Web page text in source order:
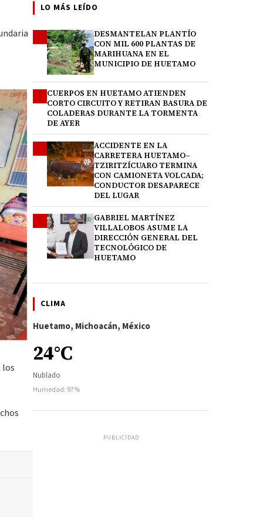
los
LO MÁS LEÍDO
DESMANTELAN PLANTÍO
CON MIL 600 PLANTAS DE
MARIHUANA EN EL
MUNICIPIO DE HUETAMO
CUERPOS EN HUETAMO ATIENDEN
CORTO CIRCUITO Y RETIRAN BASURA DE
COLADERAS DURANTE LA TORMENTA
DE AYER
ACCIDENTE EN LA
CARRETERA HUETAMO–
TZIRITZÍCUARO TERMINA
CON CAMIONETA VOLCADA;
CONDUCTOR DESAPARECE
DEL LUGAR
GABRIEL MARTÍNEZ
VILLALOBOS ASUME LA
DIRECCIÓN GENERAL DEL
TECNOLÓGICO DE
HUETAMO
CLIMA
Huetamo, Michoacán, México
24°C
Nublado
Humedad: 97%
PUBLICIDAD